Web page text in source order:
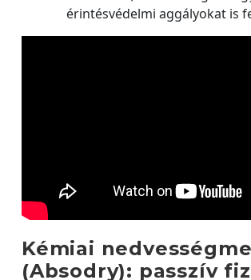
érintésvédelmi aggályokat is
Kémiai
(Absodry): passzív